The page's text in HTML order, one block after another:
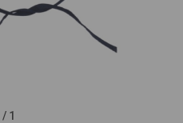
/ 1